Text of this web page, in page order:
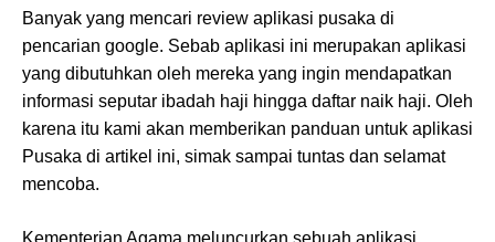
Banyak yang mencari review aplikasi pusaka di
pencarian google. Sebab aplikasi ini merupakan aplikasi
yang dibutuhkan oleh mereka yang ingin mendapatkan
informasi seputar ibadah haji hingga daftar naik haji. Oleh
karena itu kami akan memberikan panduan untuk aplikasi
Pusaka di artikel ini, simak sampai tuntas dan selamat
mencoba.
Kementerian Agama meluncurkan sebuah aplikasi